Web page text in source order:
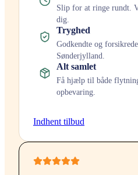
Slip for at ringe rundt.
dig.
Tryghed
Godkendte og
Sønderjylland.
Alt samlet
Få hjælp til både
opbevaring.
Indhent tilbud